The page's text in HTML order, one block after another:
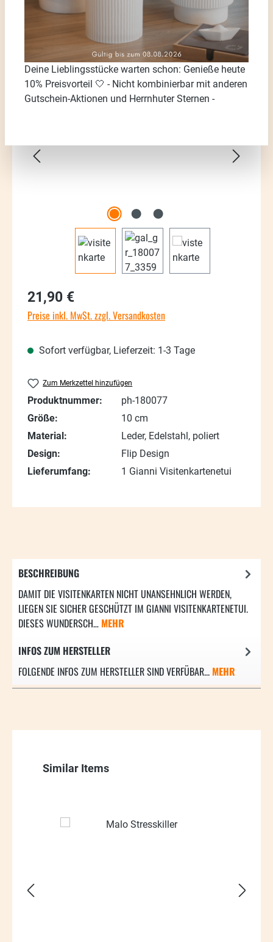
Bildergalerie überspringen
Regulärer Preis:
21,90 €
Preise inkl. MwSt. zzgl. Versandkosten
Sofort verfügbar, Lieferzeit: 1-3 Tage
Zum Merkzettel hinzufügen
Produktnummer:
ph-180077
Größe:
10 cm
Material:
Leder, Edelstahl, poliert
Design:
Flip Design
Lieferumfang:
1 Gianni Visitenkartenetui
BESCHREIBUNG
DAMIT DIE VISITENKARTEN NICHT UNANSEHNLICH WERDEN,
LIEGEN SIE SICHER GESCHÜTZT IM GIANNI VISITENKARTENETUI.
DIESES WUNDERSCH… MEHR
INFOS ZUM HERSTELLER
FOLGENDE INFOS ZUM HERSTELLER SIND VERFÜBAR... MEHR
Produktgalerie überspringen
Similar Items
Deine Lieblingsstücke warten schon: Genieße heute
10% Preisvorteil 🤍 - Nicht kombinierbar mit anderen
Gutschein-Aktionen und Herrnhuter Sternen -